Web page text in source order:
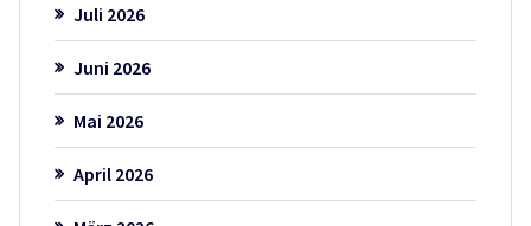
Juli 2026
Juni 2026
Mai 2026
April 2026